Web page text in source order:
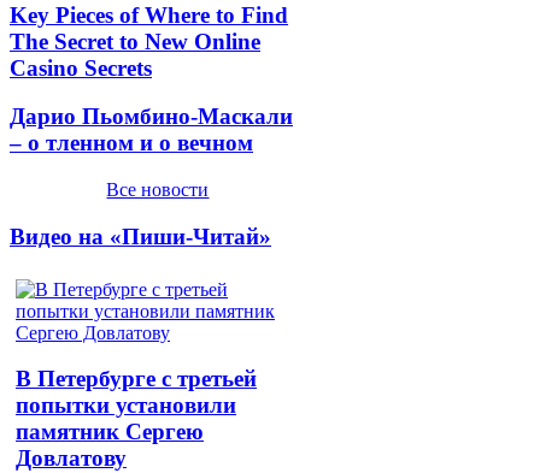
Key Pieces of Where to Find
The Secret to New Online
Casino Secrets
Дарио Пьомбино-Маскали
– о тленном и о вечном
Все новости
Видео на «Пиши-Читай»
В Петербурге с третьей
попытки установили
памятник Сергею
Довлатову